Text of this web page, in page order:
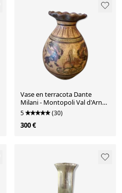
Vase en terracota Dante
Milani - Montopoli Val d'Arno -
Italie - Années 1930
5 (30)
300 €